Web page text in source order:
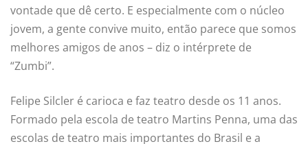
vontade que dê certo. E especialmente com o núcleo
jovem, a gente convive muito, então parece que somos
melhores amigos de anos – diz o intérprete de
“Zumbi”.
Felipe Silcler é carioca e faz teatro desde os 11 anos.
Formado pela escola de teatro Martins Penna, uma das
escolas de teatro mais importantes do Brasil e a